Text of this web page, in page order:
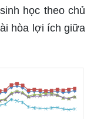
học theo chủ
hòa lợi ích giữa